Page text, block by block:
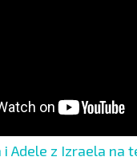
i Adele z Izraela na